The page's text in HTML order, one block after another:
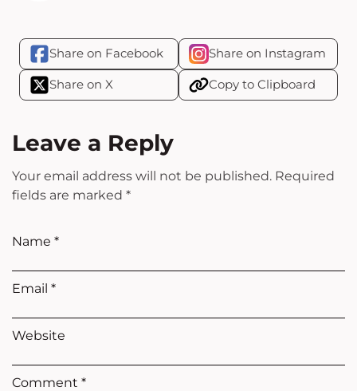
Share on Facebook Share on Instagram
Share on X Copy to Clipboard
Leave a Reply
Your email address will not be published. Required
fields are marked *
Name *
Email *
Website
Comment *